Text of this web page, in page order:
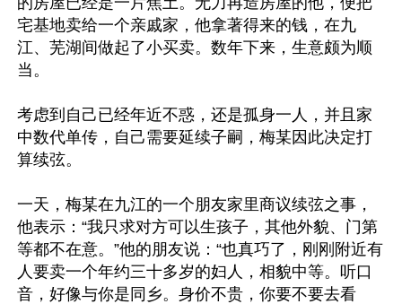
宅基地卖给一个亲戚家，他拿著得来的钱，在九
江、芜湖间做起了小买卖。数年下来，生意颇为顺
当。
考虑到自己已经年近不惑，还是孤身一人，并且家
中数代单传，自己需要延续子嗣，梅某因此决定打
算续弦。
一天，梅某在九江的一个朋友家里商议续弦之事，
他表示：“我只求对方可以生孩子，其他外貌、门第
等都不在意。”他的朋友说：“也真巧了，刚刚附近有
人要卖一个年约三十多岁的妇人，相貌中等。听口
音，好像与你是同乡。身价不贵，你要不要去看